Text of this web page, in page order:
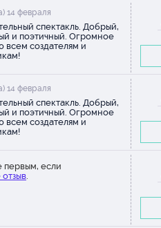
14 февраля
спектакль. Добрый,
и поэтичный. Огромное
всем создателям и
14 февраля
спектакль. Добрый,
и поэтичный. Огромное
всем создателям и
первым, если
.